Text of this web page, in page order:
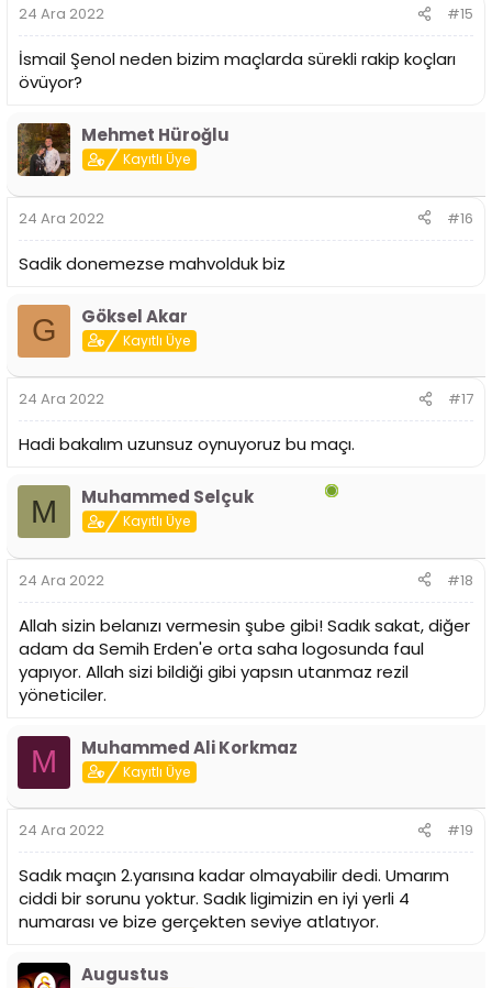
24 Ara 2022 #15
İsmail Şenol neden bizim maçlarda sürekli rakip koçları
övüyor?
Mehmet Hüroğlu
Kayıtlı Üye
24 Ara 2022 #16
Sadik donemezse mahvolduk biz
G Göksel Akar
Kayıtlı Üye
24 Ara 2022 #17
Hadi bakalım uzunsuz oynuyoruz bu maçı.
M Muhammed Selçuk
Kayıtlı Üye
24 Ara 2022 #18
Allah sizin belanızı vermesin şube gibi! Sadık sakat, diğer
adam da Semih Erden'e orta saha logosunda faul
yapıyor. Allah sizi bildiği gibi yapsın utanmaz rezil
yöneticiler.
M Muhammed Ali Korkmaz
Kayıtlı Üye
24 Ara 2022 #19
Sadık maçın 2.yarısına kadar olmayabilir dedi. Umarım
ciddi bir sorunu yoktur. Sadık ligimizin en iyi yerli 4
numarası ve bize gerçekten seviye atlatıyor.
Augustus